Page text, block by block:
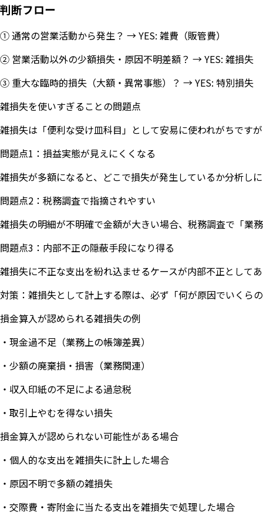
判断フロー
① 通常の営業活動から発生？ → YES: 雑費（販管費）
② 営業活動以外の少額損失・原因不明差額？ → YES: 雑損失
③ 重大な臨時的損失（大額・異常事態）？ → YES: 特別損失
雑損失を使いすぎることの問題点
雑損失は「便利な受け皿科目」として安易に使われがちです
問題点1：損益実態が見えにくくなる
雑損失が多額になると、どこで損失が発生しているか分析し
問題点2：税務調査で指摘されやすい
雑損失の明細が不明確で金額が大きい場合、税務調査で「業
問題点3：内部不正の隠蔽手段になり得る
雑損失に不正な支出を紛れ込ませるケースが内部不正として
対策：雑損失として計上する際は、必ず「何が原因でいくら
損金算入が認められる雑損失の例
・現金過不足（業務上の帳簿差異）
・少額の廃棄損・損害（業務関連）
・収入印紙の不足による過怠税
・取引上やむを得ない損失
損金算入が認められない可能性がある場合
・個人的な支出を雑損失に計上した場合
・原因不明で多額の雑損失
・交際費・寄附金に当たる支出を雑損失で処理した場合